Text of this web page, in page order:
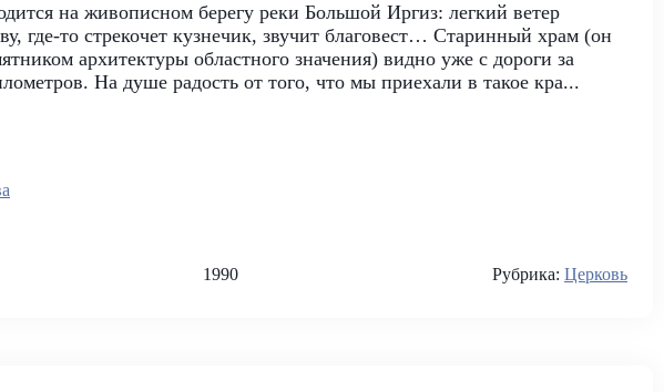
на живописном берегу реки Большой Иргиз: легкий ветер
где-то стрекочет кузнечик, звучит благовест… Старинный храм (он
архитектуры областного значения) видно уже с дороги за
На душе радость от того, что мы приехали в такое кра...
1990 Рубрика:Церковь